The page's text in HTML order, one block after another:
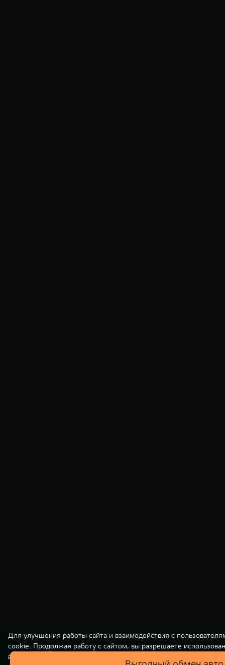
Для улучшения работы сайта и взаимодействия с
cookie. Продолжая работу с сайтом, вы разрешаете
вашей персональной информации на нашем сайте